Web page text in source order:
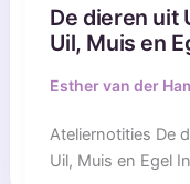
De dieren uit
Uil, Muis en
Esther van der
Ateliernotities De
Uil, Muis en Egel